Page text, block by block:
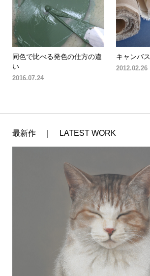
同色で比べる発色の仕方の違
い
2016.07.24
キャンバス
2012.02.26
最新作 ｜ LATEST WORK